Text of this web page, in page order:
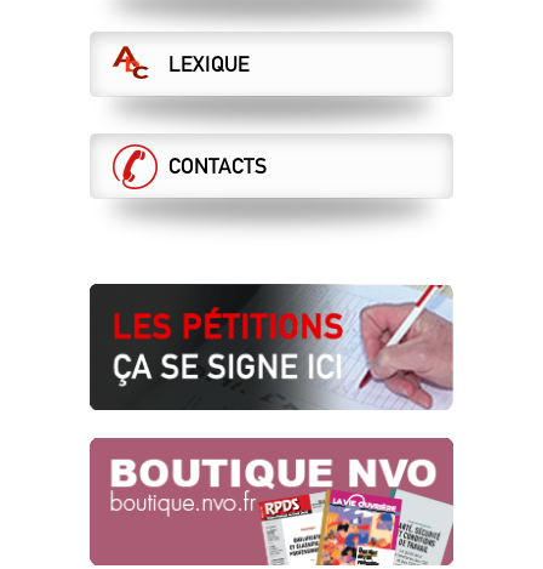
ET MAINTENANT ?
21.07.2026
LA DIRECTION VEUT DES ASCT AU
RABAIS, LA CGT S’Y OPPOSE !
DCI sécurité
16.07.2026
DERRIÈRE VOS GALÈRES, DES CHOIX
LEXIQUE
CONTACTS